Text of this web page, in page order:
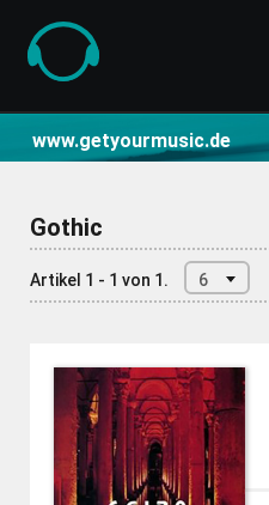
www.getyourmusic.de
Gothic
Artikel 1 - 1 von 1. 6